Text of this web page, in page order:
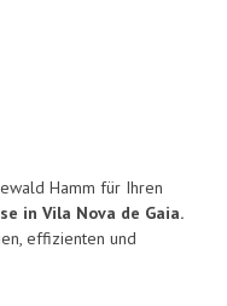
Hamm für Ihren
in Vila Nova de Gaia.
effizienten und